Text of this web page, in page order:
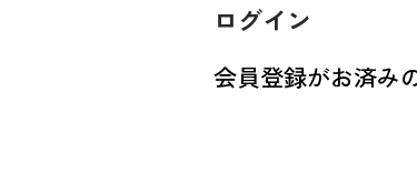
ログイン
会員登録がお済み